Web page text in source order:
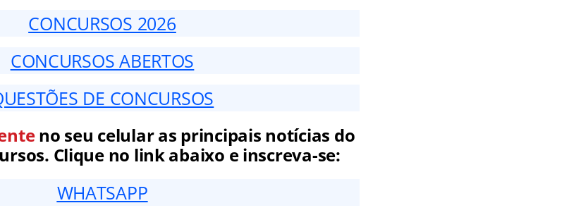
CONCURSOS 2026
CONCURSOS ABERTOS
DE CONCURSOS
no seu celular as principais notícias do
Clique no link abaixo e inscreva-se:
WHATSAPP